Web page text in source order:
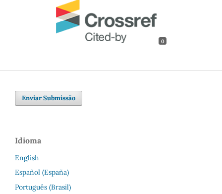
0
Enviar Submissão
Idioma
English
Español (España)
Português (Brasil)